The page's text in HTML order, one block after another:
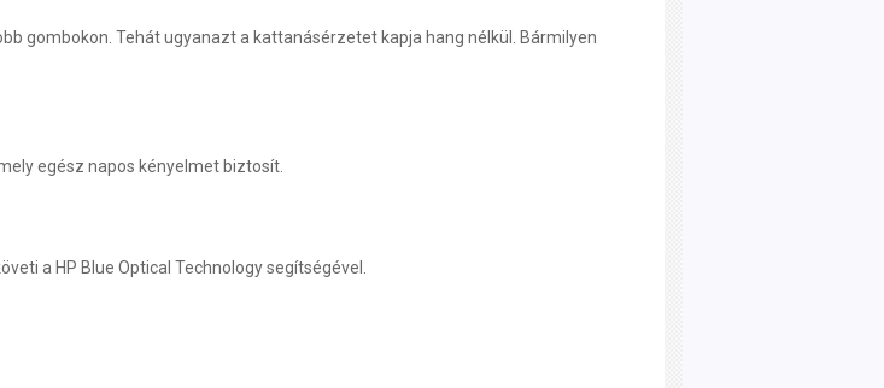
gombokon. Tehát ugyanazt a kattanásérzetet kapja hang nélkül. Bármilyen
egész napos kényelmet biztosít.
a HP Blue Optical Technology segítségével.